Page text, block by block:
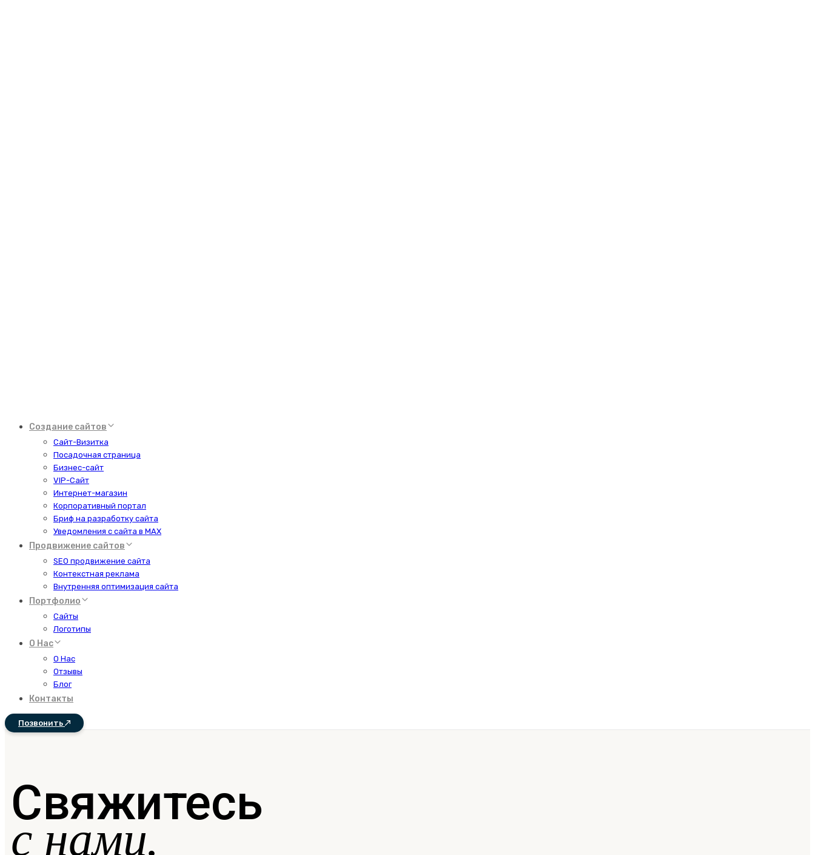
Создание сайтов
Сайт-Визитка
Посадочная страница
Бизнес-сайт
VIP-Сайт
Интернет-магазин
Корпоративный портал
Бриф на разработку сайта
Уведомления с сайта в MAX
Продвижение сайтов
SEO продвижение сайта
Контекстная реклама
Внутренняя оптимизация сайта
Портфолио
Сайты
Логотипы
О Нас
О Нас
Отзывы
Блог
Контакты
Позвонить
Свяжитесь
с нами.